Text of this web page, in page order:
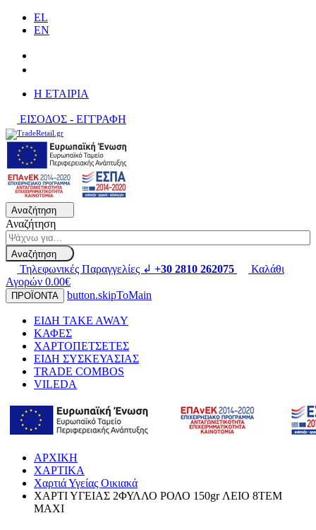
EL
EN
H ΕΤΑΙΡΙΑ
ΕΙΣΟΔΟΣ - ΕΓΓΡΑΦΗ
Αναζήτηση
Αναζήτηση
Αναζήτηση
Τηλεφωνικές Παραγγελίες ↲ +30 2810 262075
Καλάθι
Αγορών 0.00€
ΠΡΟΪΟΝΤΑ button.skipToMain
ΕΙΔΗ TAKE AWAY
ΚΑΦΕΣ
ΧΑΡΤΟΠΕΤΣΕΤΕΣ
ΕΙΔΗ ΣΥΣΚΕΥΑΣΙΑΣ
TRADE COMBOS
VILEDA
ΑΡΧΙΚΗ
ΧΑΡΤΙΚΑ
Χαρτιά Υγείας Οικιακά
ΧΑΡΤΙ ΥΓΕΙΑΣ 2ΦΥΛΛΟ ΡΟΛΟ 150gr ΛΕΙΟ 8ΤΕΜ
MAXI